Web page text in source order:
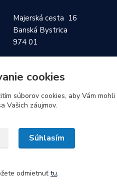
Majerská cesta 16
Banská Bystrica
974 01
cookies
súborov cookies, aby Vám
Vašich záujmov.
Súhlasím
odmietnuť tu.